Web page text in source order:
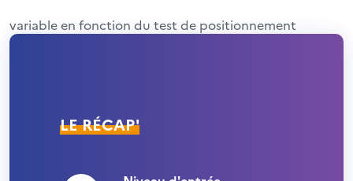
variable en fonction du test de positionnement
LE RÉCAP'